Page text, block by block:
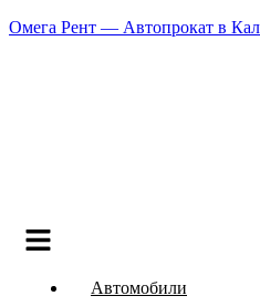
Омега Рент — Автопрокат в
Меню
Автомобили